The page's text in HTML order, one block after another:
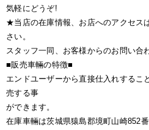
気軽にどうぞ!
★当店の在庫情報、お店へのアクセス
さい。
スタッフ一同、お客様からのお問い合
■販売車輛の特徴■
エンドユーザーから直接仕入れするこ
売する事
ができます。
在庫車輛は茨城県猿島郡境町山崎852